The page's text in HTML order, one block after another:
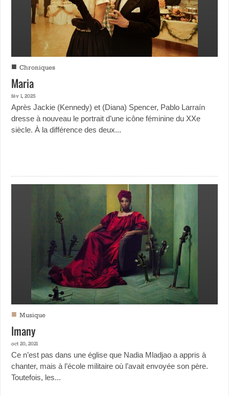
■ Chroniques
Maria
fév 1, 2025
Après Jackie (Kennedy) et (Diana) Spencer, Pablo Larraín
dresse à nouveau le portrait d’une icône féminine du XXe
siècle. À la différence des deux...
■ Musique
Imany
oct 20, 2021
Ce n’est pas dans une église que Nadia Mladjao a appris à
chanter, mais à l’école militaire où l’avait envoyée son père.
Toutefois, les...